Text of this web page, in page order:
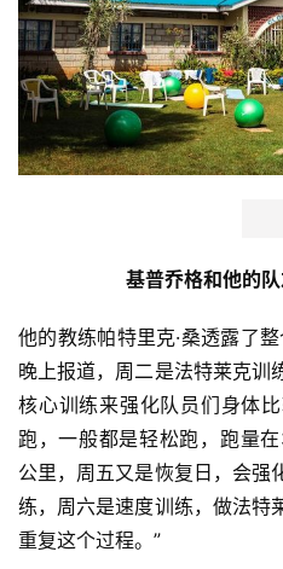
比
赛
基普乔格和他的
他的教练帕特里克·桑透露了
晚上报道，周二是法特莱克训
核心训练来强化队员们身体
跑，一般都是轻松跑，跑量
公里，周五又是恢复日，会强
练，周六是速度训练，做法特
重复这个过程。”